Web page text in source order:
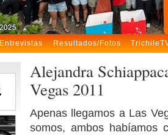
Entrevistas Resultados/Fotos
Alejandra
Vegas 2011
Apenas llegamos a Las
somos, ambos habíamos